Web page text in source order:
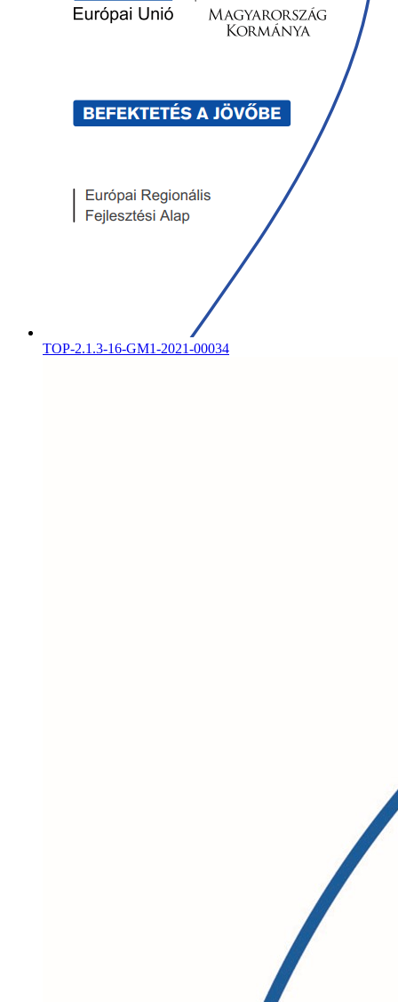
TOP-2.1.3-16-GM1-2021-00034